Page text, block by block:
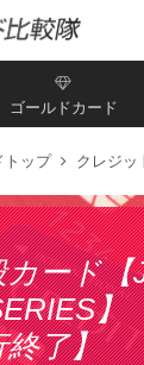
ゴールドカード
トップ クレジッ
ード【
】
終了】